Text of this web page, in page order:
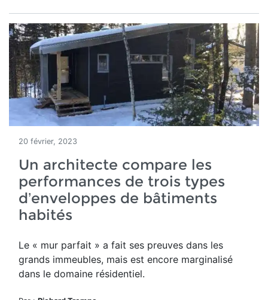
20 février, 2023
Un architecte compare les
performances de trois types
d’enveloppes de bâtiments
habités
Le « mur parfait » a fait ses preuves dans les
grands immeubles, mais est encore marginalisé
dans le domaine résidentiel.